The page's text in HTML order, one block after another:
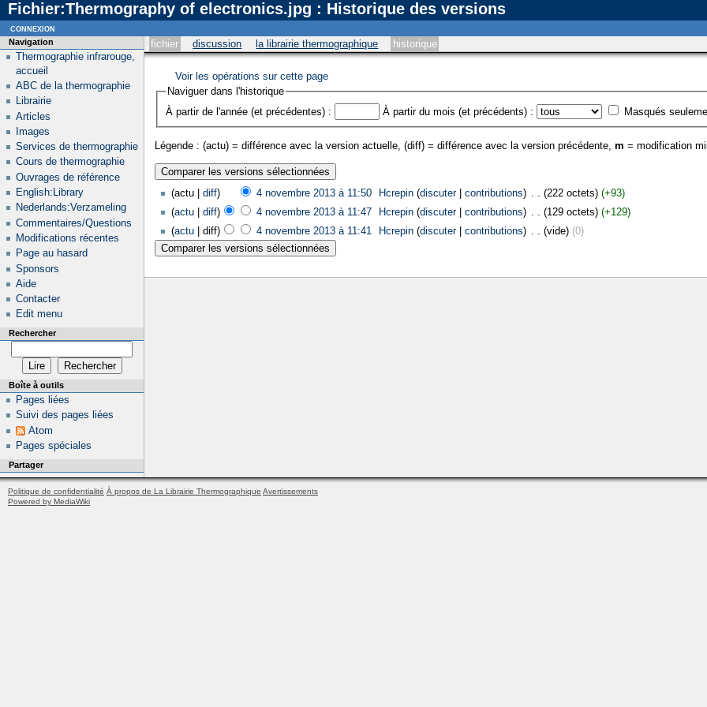
Fichier:Thermography of electronics.jpg : Historique des versions
fichier discussion la librairie thermographique historique
Voir les opérations sur cette page
Naviguer dans l'historique
À partir de l'année (et précédentes) :
À partir du mois (et précédents) : Masqués
Légende : (actu) = différence avec la version actuelle, (diff) = différence avec la version précédente, m = modification
(actu | diff) 4 novembre 2013 à 11:50‎ Hcrepin (discuter| contributions) (222 octets) (+93)
(actu| diff) 4 novembre 2013 à 11:47‎ Hcrepin (discuter| contributions) (129 octets) (+129)
(actu| diff) 4 novembre 2013 à 11:41‎ Hcrepin (discuter| contributions) . . (vide) (0)
Navigation
Thermographie infrarouge,
accueil
ABC de la thermographie
Librairie
Articles
Images
Services de thermographie
Cours de thermographie
Ouvrages de référence
English:Library
Nederlands:Verzameling
Commentaires/Questions
Modifications récentes
Page au hasard
Sponsors
Aide
Contacter
Edit menu
Rechercher
Boîte à outils
Pages liées
Suivi des pages liées
Atom
Pages spéciales
Partager
connexion
Politique de confidentialité À propos de La Librairie Thermographique Avertissements
Powered by MediaWiki